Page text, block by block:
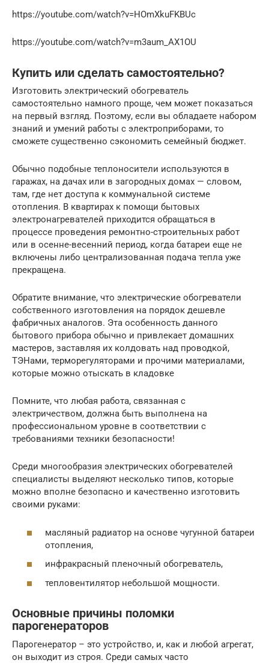
https://youtube.com/watch?v=HOmXkuFKBUc
https://youtube.com/watch?v=m3aum_AX1OU
Купить или сделать самостоятельно?
Изготовить электрический обогреватель
самостоятельно намного проще, чем может показаться
на первый взгляд. Поэтому, если вы обладаете набором
знаний и умений работы с электроприборами, то
сможете существенно сэкономить семейный бюджет.
Обычно подобные теплоносители используются в
гаражах, на дачах или в загородных домах — словом,
там, где нет доступа к коммунальной системе
отопления. В квартирах к помощи бытовых
электронагревателей приходится обращаться в
процессе проведения ремонтно-строительных работ
или в осенне-весенний период, когда батареи еще не
включены либо централизованная подача тепла уже
прекращена.
Обратите внимание, что электрические обогреватели
собственного изготовления на порядок дешевле
фабричных аналогов. Эта особенность данного
бытового прибора обычно и привлекает домашних
мастеров, заставляя их колдовать над проводкой,
ТЭНами, терморегуляторами и прочими материалами,
которые можно отыскать в кладовке
Помните, что любая работа, связанная с
электричеством, должна быть выполнена на
профессиональном уровне в соответствии с
требованиями техники безопасности!
Среди многообразия электрических обогревателей
специалисты выделяют несколько типов, которые
можно вполне безопасно и качественно изготовить
своими руками:
масляный радиатор на основе чугунной батареи
отопления,
инфракрасный пленочный обогреватель,
тепловентилятор небольшой мощности.
Основные причины поломки
парогенераторов
Парогенератор – это устройство, и, как и любой агрегат,
он выходит из строя. Среди самых часто